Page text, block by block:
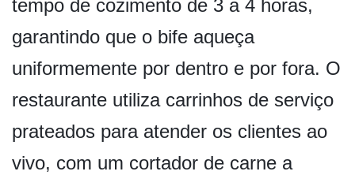
tempo de cozimento de 3 a 4 horas,
garantindo que o bife aqueça
uniformemente por dentro e por fora. O
restaurante utiliza carrinhos de serviço
prateados para atender os clientes ao
vivo, com um cortador de carne a